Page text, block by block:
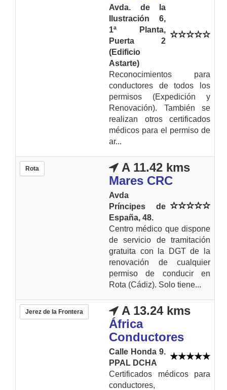
Avda. de la
Ilustración 6,
1ª Planta,
Puerta 2
(Edificio
Astarte)
Reconocimientos para
conductores de todos los
permisos (Expedición y
Renovación). También se
realizan otros certificados
médicos para el permiso de
ar...
Rota
A 11.42 kms
Mares CRC
Avda
Príncipes de
España, 48.
Centro médico que dispone
de servicio de tramitación
gratuita con la DGT de la
renovación de cualquier
permiso de conducir en
Rota (Cádiz). Solo tiene...
Jerez de la Frontera
A 13.24 kms
África
Conductores
Calle Honda 9.
PPAL DCHA
Certificados médicos para
conductores,